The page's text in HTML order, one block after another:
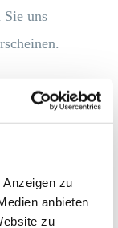
zu
anbieten
zu
uns